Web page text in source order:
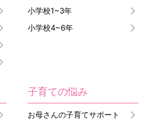
小学校1~3年
小学校4~6年
子育ての悩み
お母さんの子育てサポート